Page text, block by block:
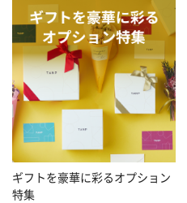
ギフトを豪華に彩るオプション
特集